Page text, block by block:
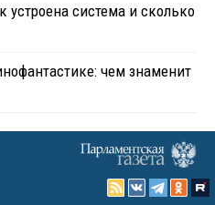
устроена система и сколько
чем знаменит